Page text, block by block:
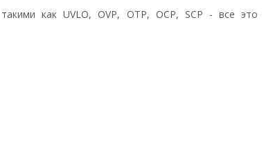
как UVLO, OVP, OTP, OCP, SCP - все это